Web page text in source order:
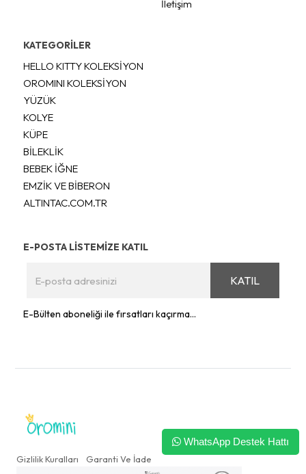
İletişim
KATEGORİLER
HELLO KITTY KOLEKSİYON
OROMINI KOLEKSİYON
YÜZÜK
KOLYE
KÜPE
BİLEKLİK
BEBEK İĞNE
EMZİK VE BİBERON
ALTINTAC.COM.TR
E-POSTA LİSTEMİZE KATIL
KATIL
E-Bülten aboneliği ile fırsatları kaçırma...
Gizlilik Kuralları Garanti Ve İade
WhatsApp Destek Hattı